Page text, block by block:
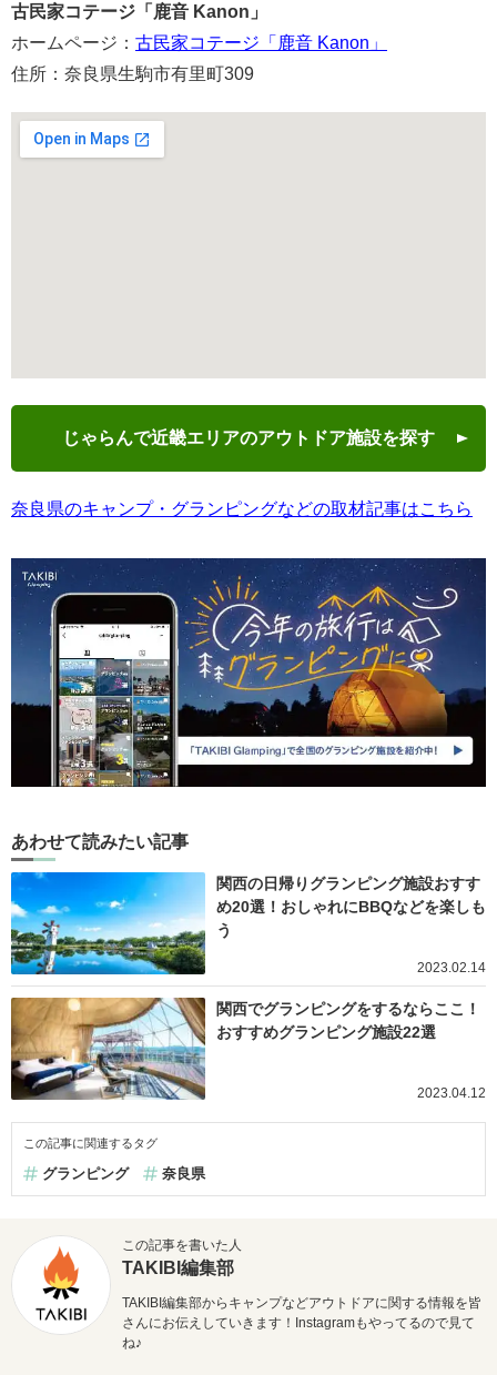
古民家コテージ「鹿音 Kanon」
ホームページ： 古民家コテージ「鹿音 Kanon」
住所：奈良県生駒市有里町309
じゃらんで近畿エリアのアウトドア施設を探す
奈良県のキャンプ・グランピングなどの取材記事はこちら
あわせて読みたい記事
関西の日帰りグランピング施設おすす
め20選！おしゃれにBBQなどを楽しも
う
2023.02.14
関西でグランピングをするならここ！
おすすめグランピング施設22選
2023.04.12
この記事に関連するタグ
グランピング 奈良県
この記事を書いた人
TAKIBI編集部
TAKIBI編集部からキャンプなどアウトドアに関する情報を皆
さんにお伝えしていきます！Instagramもやってるので見て
ね♪